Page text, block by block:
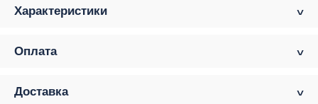
Характеристики
Оплата
Доставка